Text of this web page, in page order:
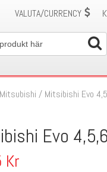
VALUTA/CURRENCY
Mitsubishi / Mitsibishi Evo
Evo 4,5,6
Kr